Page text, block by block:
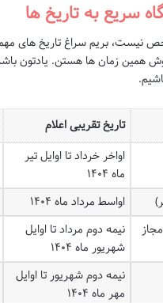
بریم سراغ تاریخ های
همین زمان ها هستن. یادتون
تاریخ تقریبی اعلام
اواخر خرداد تا اوایل تیر
ماه ۱۴۰۴
اواسط مرداد ماه ۱۴۰۴
نیمه دوم مرداد تا اوایل
شهریور ماه ۱۴۰۴
نیمه دوم شهریور تا اوایل
مهر ماه ۱۴۰۴